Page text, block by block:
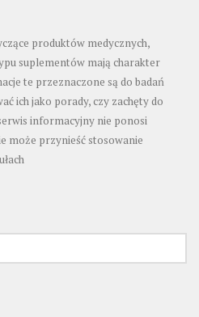
produktów medycznych,
suplementów mają charakter
te przeznaczone są do badań
ich jako porady, czy zachęty do
informacyjny nie ponosi
może przynieść stosowanie